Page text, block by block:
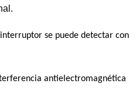
se puede detectar con
antielectromagnética